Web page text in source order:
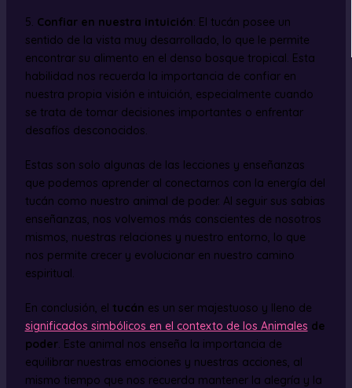
5. Confiar en nuestra intuición: El tucán posee un
sentido de la vista muy desarrollado, lo que le permite
encontrar su alimento en el denso bosque tropical. Esta
habilidad nos recuerda la importancia de confiar en
nuestra propia visión e intuición, especialmente cuando
se trata de tomar decisiones importantes o enfrentar
desafíos desconocidos.
Estas son solo algunas de las lecciones y enseñanzas
que podemos aprender al conectarnos con la energía del
tucán como nuestro animal de poder. Al seguir sus sabias
enseñanzas, nos volvemos más conscientes de nosotros
mismos, nuestras relaciones y nuestro entorno, lo que
nos permite crecer y evolucionar en nuestro camino
espiritual.
En conclusión, el tucán es un ser majestuoso y lleno de
significados simbólicos en el contexto de los Animales de
poder. Este animal nos enseña la importancia de
equilibrar nuestras emociones y nuestras acciones, al
mismo tiempo que nos recuerda mantener la alegría y la